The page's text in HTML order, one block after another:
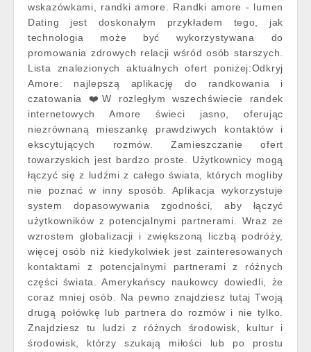
wskazówkami, randki amore. Randki amore - lumen
Dating jest doskonałym przykładem tego, jak
technologia może być wykorzystywana do
promowania zdrowych relacji wśród osób starszych.
Lista znalezionych aktualnych ofert poniżej:Odkryj
Amore: najlepszą aplikację do randkowania i
czatowania ❤️W rozległym wszechświecie randek
internetowych Amore świeci jasno, oferując
niezrównaną mieszankę prawdziwych kontaktów i
ekscytujących rozmów. Zamieszczanie ofert
towarzyskich jest bardzo proste. Użytkownicy mogą
łączyć się z ludźmi z całego świata, których mogliby
nie poznać w inny sposób. Aplikacja wykorzystuje
system dopasowywania zgodności, aby łączyć
użytkowników z potencjalnymi partnerami. Wraz ze
wzrostem globalizacji i zwiększoną liczbą podróży,
więcej osób niż kiedykolwiek jest zainteresowanych
kontaktami z potencjalnymi partnerami z różnych
części świata. Amerykańscy naukowcy dowiedli, że
coraz mniej osób. Na pewno znajdziesz tutaj Twoją
drugą połówkę lub partnera do rozmów i nie tylko.
Znajdziesz tu ludzi z różnych środowisk, kultur i
środowisk, którzy szukają miłości lub po prostu